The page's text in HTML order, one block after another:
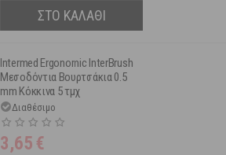
ΣΤΟ ΚΑΛΑΘΙ
Intermed Ergonomic InterBrush
Μεσοδόντια Βουρτσάκια 0.5
mm Κόκκινα 5 τμχ
Διαθέσιμο
3,65 €